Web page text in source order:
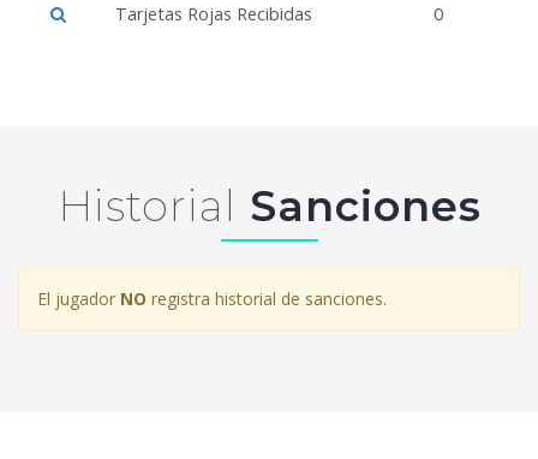
Tarjetas Rojas Recibidas 0
Historial Sanciones
El jugador NO registra historial de sanciones.